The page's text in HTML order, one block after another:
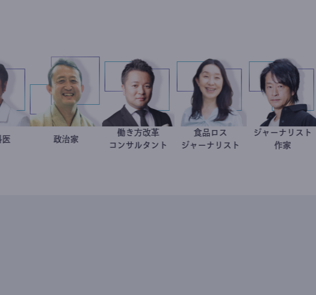
今西洋介
小児科医 新田龍
働き方改革
コンサルタント
井出留美
食品ロス
ジャーナリスト
鈴木
ジャー